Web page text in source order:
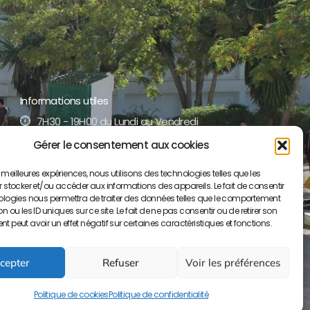
Gérer le consentement aux cookies
meilleures expériences, nous utilisons des technologies telles que les
stocker et/ou accéder aux informations des appareils. Le fait de consentir
nous permettra de traiter des données telles que le comportement
ou les ID uniques sur ce site. Le fait de ne pas consentir ou de retirer son
peut avoir un effet négatif sur certaines caractéristiques et fonctions.
Refuser Voir les préférences
Politique de cookiesPolitique de confidentialité
Informations utiles
7H30 - 19H00 du Lundi au Vendredi
+212 5 35 52 17 51 /52
contact@lyceepaulvalery-ma.org
Boulevard Moulay Youssef BP S/34, 50000
Meknès